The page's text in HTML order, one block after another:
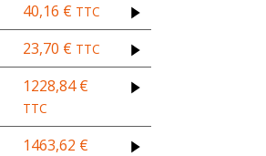
40,16 € TTC
23,70 € TTC
1228,84€
TTC
1463,62 €